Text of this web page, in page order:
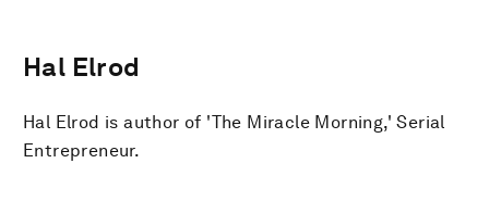
Hal Elrod
Hal Elrod is author of 'The Miracle Morning,' Serial
Entrepreneur.